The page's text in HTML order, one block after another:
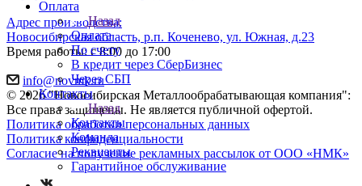
Оплата
Назад
Оплата
По счету
В кредит через СберБизнес
Через СБП
Контакты
Назад
Контакты
Команда
Реквизиты
Гарантийное обслуживание
Адрес производства:
Новосибирская область, р.п. Коченево, ул. Южная, д.23
Время работы: с 8:00 до 17:00
info@novmk.ru
© 2026 "Новосибирская Металлообрабатывающая компания":
Все права защищены. Не является публичной офертой.
Политика обработки персональных данных
Политика конфиденциальности
Согласие на получение рекламных рассылок от ООО «НМК»